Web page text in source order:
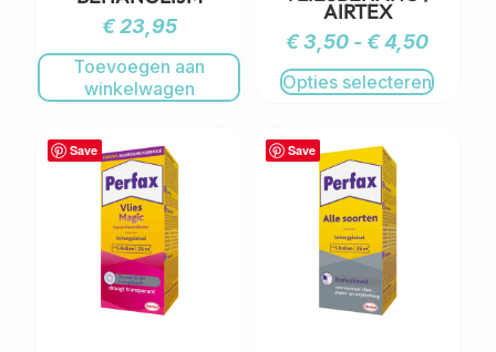
€23,95
Toevoegen aan
winkelwagen
AIRTEX
€3,50 - €4,50
Opties selecteren
Save Save